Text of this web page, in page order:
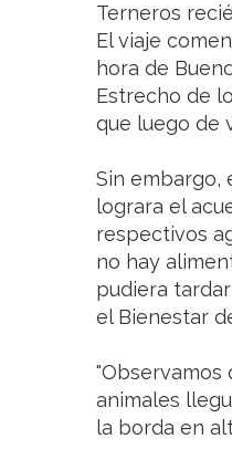
Terneros
El viaje
hora de
Estrecho de
que luego de
Sin embargo,
lograra el
respectivos
no hay
pudiera
el Bienestar
"Observamos
animales
la borda en